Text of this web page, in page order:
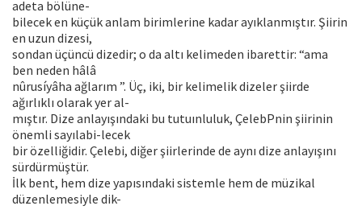
adeta bölüne-
bilecek en küçük anlam birimlerine kadar ayıklanmıştır. Şiirin
en uzun dizesi,
sondan üçüncü dizedir; o da altı kelimeden ibarettir: “ama
ben neden hâlâ
nûrusíyâha ağlarım ”. Üç, iki, bir kelimelik dizeler şiirde
ağırlıklı olarak yer al-
mıştır. Dize anlayışındaki bu tutuınluluk, ÇelebPnin şiirinin
önemli sayılabi-lecek
bir özelliğidir. Çelebi, diğer şiirlerinde de aynı dize anlayışını
sürdürmüştür.
İlk bent, hem dize yapısındaki sistemle hem de müzikal
düzenlemesiyle dik-